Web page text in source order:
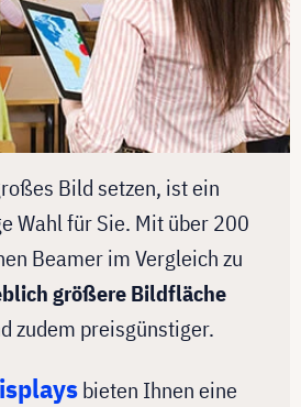
Bild setzen, ist ein
Wahl für Sie. Mit über 200
Beamer im Vergleich zu
größere Bildfläche
zudem preisgünstiger.
bieten Ihnen eine